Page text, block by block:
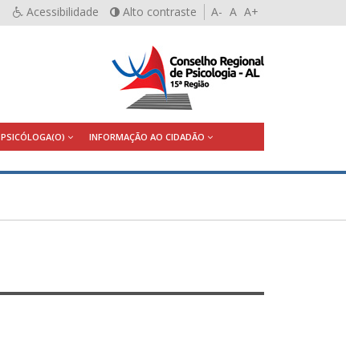
Acessibilidade Alto contraste A- A A+
PSICÓLOGA(O) INFORMAÇÃO AO CIDADÃO